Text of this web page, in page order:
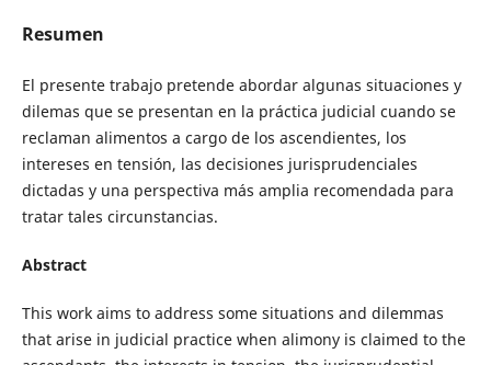
Resumen
El presente trabajo pretende abordar algunas situaciones y
dilemas que se presentan en la práctica judicial cuando se
reclaman alimentos a cargo de los ascendientes, los
intereses en tensión, las decisiones jurisprudenciales
dictadas y una perspectiva más amplia recomendada para
tratar tales circunstancias.
Abstract
This work aims to address some situations and dilemmas
that arise in judicial practice when alimony is claimed to the